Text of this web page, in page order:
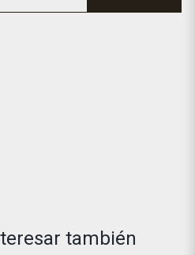
también